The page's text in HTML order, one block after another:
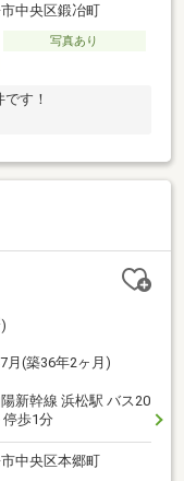
中央区鍛冶町
写真あり
す！
)
月(築36年2ヶ月)
新幹線 浜松駅 バス20
歩1分
中央区本郷町